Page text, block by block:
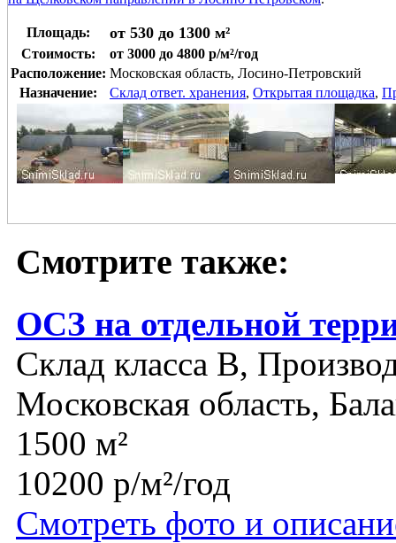
Площадь: от 530 до 1300 м²
Стоимость:
от 3000 до 4800 р/м²/год
Расположение: Московская область, Лосино-Петровский
Назначение:
Склад ответ. хранения, Открытая площадка,
Смотрите также:
ОСЗ на отдельной
Склад класса B,
Московская область,
1500 м²
10200 р/м²/год
Смотреть фото и